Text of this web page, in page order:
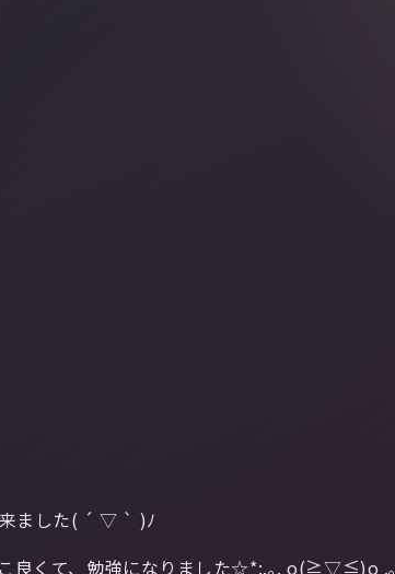
来ました( ´ ▽ ` )ﾉ
こ良くて、勉強になりました☆*:.｡. o(≧▽≦)o